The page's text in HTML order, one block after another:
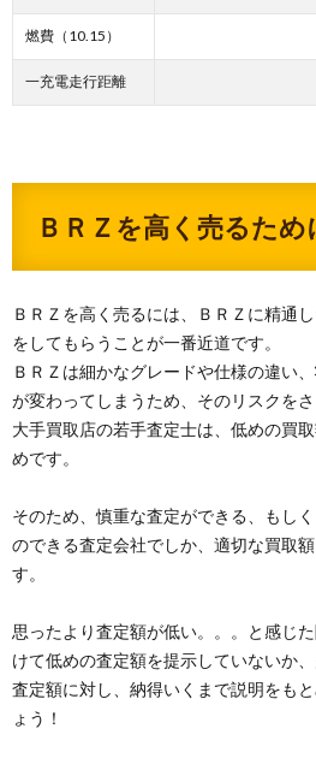
燃費（10.15）
一充電走行距離
ＢＲＺを高く売るため
ＢＲＺを高く売るには、ＢＲＺに精通
をしてもらうことが一番近道です。
ＢＲＺは細かなグレードや仕様の違い
が変わってしまうため、そのリスクを
大手買取店の若手査定士は、低めの買
めです。
そのため、慎重な査定ができる、もし
のできる査定会社でしか、適切な買取
す。
思ったより査定額が低い。。。と感じ
けて低めの査定額を提示していないか
査定額に対し、納得いくまで説明をも
ょう！